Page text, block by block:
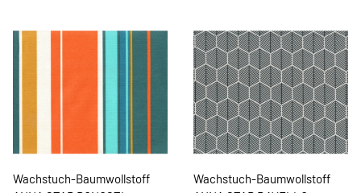
Wachstuch-Baumwollstoff
Wachstuch-Baumwollstoff